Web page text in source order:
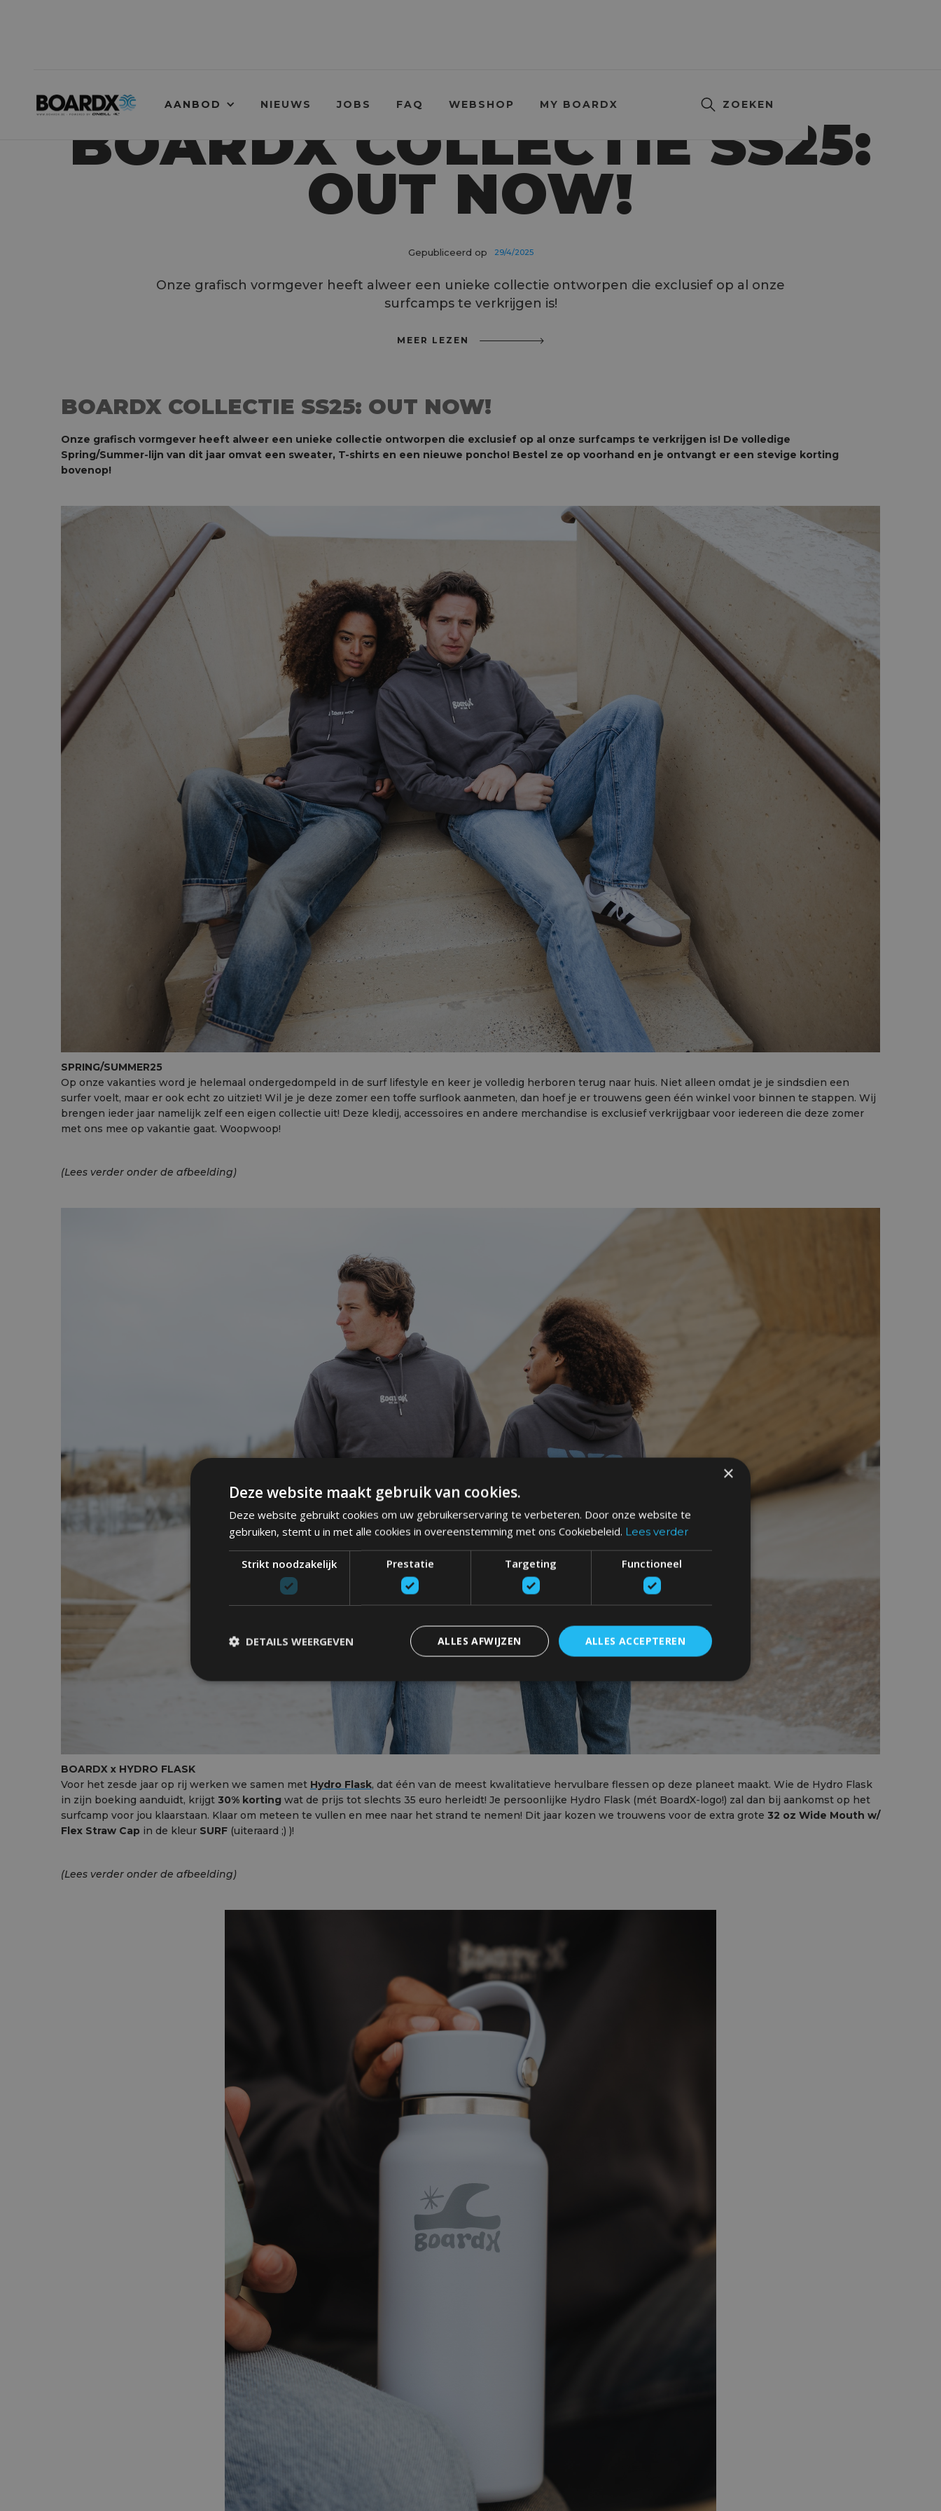
AANBOD NIEUWS JOBS FAQ WEBSHOP MY BOARDX ZOEKEN
BOARDX COLLECTIE SS25:
OUT NOW!
Gepubliceerd op 29/4/2025
Onze grafisch vormgever heeft alweer een unieke collectie ontworpen die exclusief op al onze
surfcamps te verkrijgen is!
MEER LEZEN
BOARDX COLLECTIE SS25: OUT NOW!
Onze grafisch vormgever heeft alweer een unieke collectie ontworpen die exclusief op al onze surfcamps te verkrijgen is! De volledige
Spring/Summer-lijn van dit jaar omvat een sweater, T-shirts en een nieuwe poncho! Bestel ze op voorhand en je ontvangt er een stevige korting
bovenop!
SPRING/SUMMER25
Op onze vakanties word je helemaal ondergedompeld in de surf lifestyle en keer je volledig herboren terug naar huis. Niet alleen omdat je je sindsdien een
surfer voelt, maar er ook echt zo uitziet! Wil je je deze zomer een toffe surflook aanmeten, dan hoef je er trouwens geen één winkel voor binnen te stappen. Wij
brengen ieder jaar namelijk zelf een eigen collectie uit! Deze kledij, accessoires en andere merchandise is exclusief verkrijgbaar voor iedereen die deze zomer
met ons mee op vakantie gaat. Woopwoop!
(Lees verder onder de afbeelding)
BOARDX x HYDRO FLASK
Voor het zesde jaar op rij werken we samen met Hydro Flask, dat één van de meest kwalitatieve hervulbare flessen op deze planeet maakt. Wie de Hydro Flask
in zijn boeking aanduidt, krijgt 30% korting wat de prijs tot slechts 35 euro herleidt! Je persoonlijke Hydro Flask (mét BoardX-logo!) zal dan bij aankomst op het
surfcamp voor jou klaarstaan. Klaar om meteen te vullen en mee naar het strand te nemen! Dit jaar kozen we trouwens voor de extra grote 32 oz Wide Mouth w/
Flex Straw Cap in de kleur SURF (uiteraard ;) )!
(Lees verder onder de afbeelding)
×
Deze website maakt gebruik van cookies.
Deze website gebruikt cookies om uw gebruikerservaring te verbeteren. Door onze website te
gebruiken, stemt u in met alle cookies in overeenstemming met ons Cookiebeleid. Lees verder
Strikt noodzakelijk Prestatie Targeting Functioneel
ALLES ACCEPTEREN
ALLES AFWIJZEN
DETAILS WEERGEVEN